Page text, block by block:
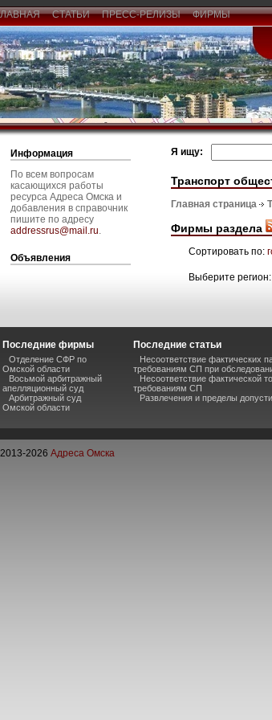
СТАТЬИ ПРЕСС-РЕЛИЗЫ ФИРМЫ
Информация
По всем вопросам
касающихся работы
ресурса Адреса Омска и
добавления в справочник
пишите по адресу
addressrus@mail.ru.
Объявления
Я ищу:
Транспорт
Главная страница
Фирмы раздела
Сортировать по:
Выберите регион:
Последние фирмы
Отделение СФР по
Омской области
Восьмой арбитражный
апелляционный суд
Арбитражный суд
Омской области
Последние статьи
Несоответствие фактических
требованиям СП при
Несоответствие фактической
требованиям СП
Развлечения и пределы
2026 Адреса Омска